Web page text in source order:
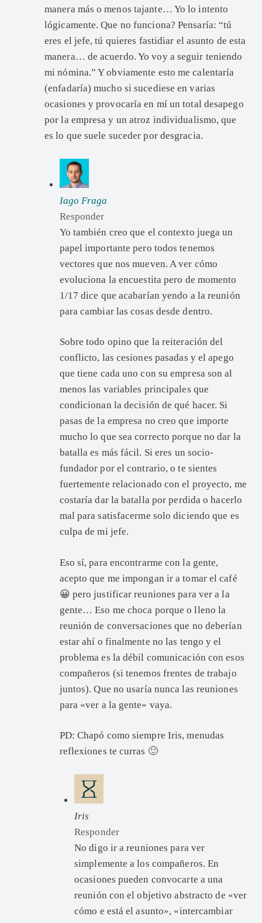
manera más o menos tajante… Yo lo intento
lógicamente. Que no funciona? Pensaría: “tú
eres el jefe, tú quieres fastidiar el asunto de esta
manera… de acuerdo. Yo voy a seguir teniendo
mi nómina.” Y obviamente esto me calentaría
(enfadaría) mucho si sucediese en varias
ocasiones y provocaría en mí un total desapego
por la empresa y un atroz individualismo, que
es lo que suele suceder por desgracia.
Iago Fraga
Responder
Yo también creo que el contexto juega un
papel importante pero todos tenemos
vectores que nos mueven. A ver cómo
evoluciona la encuestita pero de momento
1/17 dice que acabarían yendo a la reunión
para cambiar las cosas desde dentro.
Sobre todo opino que la reiteración del
conflicto, las cesiones pasadas y el apego
que tiene cada uno con su empresa son al
menos las variables principales que
condicionan la decisión de qué hacer. Si
pasas de la empresa no creo que importe
mucho lo que sea correcto porque no dar la
batalla es más fácil. Si eres un socio-
fundador por el contrario, o te sientes
fuertemente relacionado con el proyecto, me
costaría dar la batalla por perdida o hacerlo
mal para satisfacerme solo diciendo que es
culpa de mi jefe.
Eso sí, para encontrarme con la gente,
acepto que me impongan ir a tomar el café
😀 pero justificar reuniones para ver a la
gente… Eso me choca porque o lleno la
reunión de conversaciones que no deberían
estar ahí o finalmente no las tengo y el
problema es la débil comunicación con esos
compañeros (si tenemos frentes de trabajo
juntos). Que no usaría nunca las reuniones
para «ver a la gente» vaya.
PD: Chapó como siempre Iris, menudas
reflexiones te curras 🙂
Iris
Responder
No digo ir a reuniones para ver
simplemente a los compañeros. En
ocasiones pueden convocarte a una
reunión con el objetivo abstracto de «ver
cómo e está el asunto», «intercambiar